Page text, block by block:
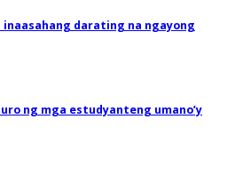
darating na ngayong
ng mga estudyanteng umano’y